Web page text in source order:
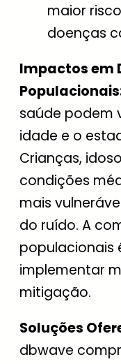
maior
doenças
Impactos em
saúde podem
idade e o
Crianças,
condições
mais
do ruído. A
populacionais
implementar
mitigação.
Soluções
dbwave